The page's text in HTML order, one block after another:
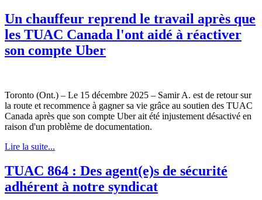
Un chauffeur reprend le travail après que
les TUAC Canada l'ont aidé à réactiver
son compte Uber
Toronto (Ont.) – Le 15 décembre 2025 – Samir A. est de retour sur
la route et recommence à gagner sa vie grâce au soutien des TUAC
Canada après que son compte Uber ait été injustement désactivé en
raison d'un problème de documentation.
Lire la suite...
TUAC 864 : Des agent(e)s de sécurité
adhérent à notre syndicat